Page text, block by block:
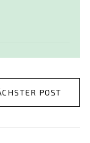
POST